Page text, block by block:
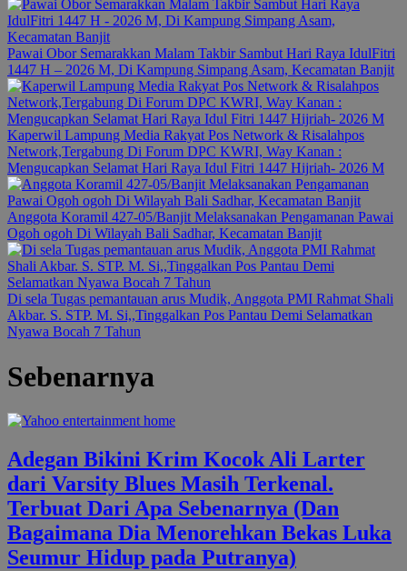
Pawai Obor Semarakkan Malam Takbir Sambut Hari Raya IdulFitri
1447 H – 2026 M, Di Kampung Simpang Asam, Kecamatan Banjit
Kaperwil Lampung Media Rakyat Pos Network & Risalahpos
Network,Tergabung Di Forum DPC KWRI, Way Kanan :
Mengucapkan Selamat Hari Raya Idul Fitri 1447 Hijriah- 2026 M
Anggota Koramil 427-05/Banjit Melaksanakan Pengamanan Pawai
Ogoh ogoh Di Wilayah Bali Sadhar, Kecamatan Banjit
Di sela Tugas pemantauan arus Mudik, Anggota PMI Rahmat Shali
Akbar. S. STP. M. Si,,Tinggalkan Pos Pantau Demi Selamatkan
Nyawa Bocah 7 Tahun
Sebenarnya
Adegan Bikini Krim Kocok Ali Larter
dari Varsity Blues Masih Terkenal.
Terbuat Dari Apa Sebenarnya (Dan
Bagaimana Dia Menorehkan Bekas Luka
Seumur Hidup pada Putranya)